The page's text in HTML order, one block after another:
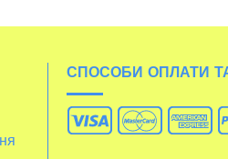
СПОСОБИ ОПЛАТИ